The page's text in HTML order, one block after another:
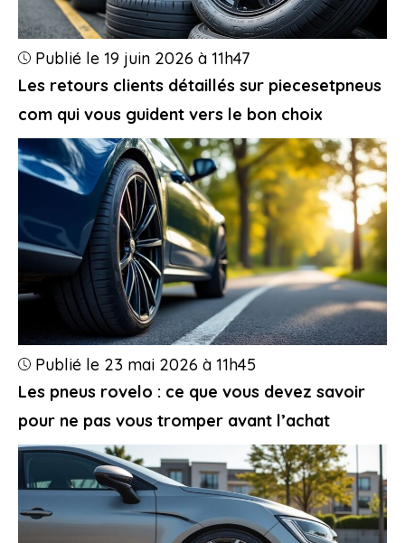
Les retours clients détaillés sur piecesetpneus
com qui vous guident vers le bon choix
Publié le 19 juin 2026 à 11h47
Les pneus rovelo : ce que vous devez savoir
pour ne pas vous tromper avant l’achat
Publié le 23 mai 2026 à 11h45